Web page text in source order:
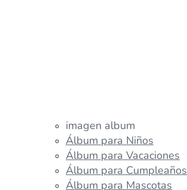
imagen album
Álbum para Niños
Álbum para Vacaciones
Álbum para Cumpleaños
Álbum para Mascotas